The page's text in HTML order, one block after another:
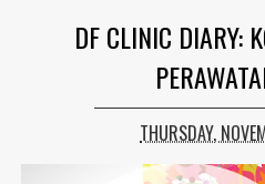
DF CLINIC DIARY:
THURSDAY,